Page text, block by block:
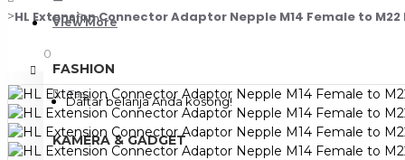
Confirm
0
Daftar belanja Anda kosong!
View More
FASHION
Tas
KAMERA & GADGET
HL Extension Connector Adaptor Nepple M14 Female to M22